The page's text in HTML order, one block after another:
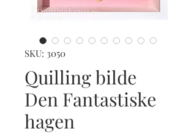
SKU: 3050
Quilling bilde
Den Fantastiske
hagen